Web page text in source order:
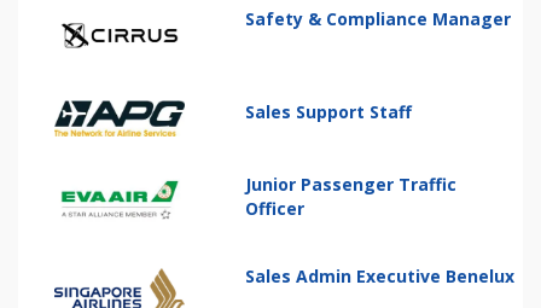
Safety & Compliance Manager
Sales Support Staff
Junior Passenger Traffic
Officer
Sales Admin Executive Benelux